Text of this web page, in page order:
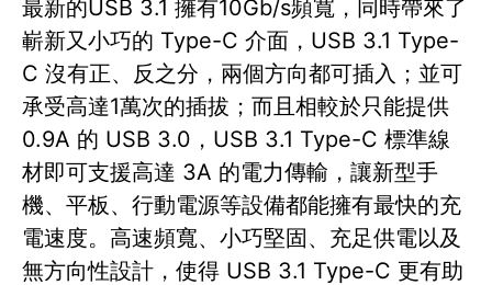
最新的USB 3.1 擁有10Gb/s頻寬，同時帶來了
嶄新又小巧的 Type-C 介面，USB 3.1 Type-
C 沒有正、反之分，兩個方向都可插入；並可
承受高達1萬次的插拔；而且相較於只能提供
0.9A 的 USB 3.0，USB 3.1 Type-C 標準線
材即可支援高達 3A 的電力傳輸，讓新型手
機、平板、行動電源等設備都能擁有最快的充
電速度。高速頻寬、小巧堅固、充足供電以及
無方向性設計，使得 USB 3.1 Type-C 更有助